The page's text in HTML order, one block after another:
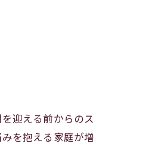
迎える前からのス
を抱える家庭が増